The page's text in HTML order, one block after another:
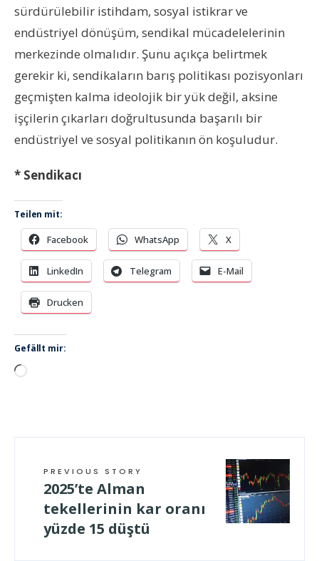
sürdürülebilir istihdam, sosyal istikrar ve
endüstriyel dönüşüm, sendikal mücadelelerinin
merkezinde olmalıdır. Şunu açıkça belirtmek
gerekir ki, sendikaların barış politikası pozisyonları
geçmişten kalma ideolojik bir yük değil, aksine
işçilerin çıkarları doğrultusunda başarılı bir
endüstriyel ve sosyal politikanın ön koşuludur.
* Sendikacı
Teilen mit:
Facebook WhatsApp X
LinkedIn Telegram E-Mail
Drucken
Gefällt mir:
Wird
PREVIOUS STORY
2025’te Alman
tekellerinin kar oranı
yüzde 15 düştü